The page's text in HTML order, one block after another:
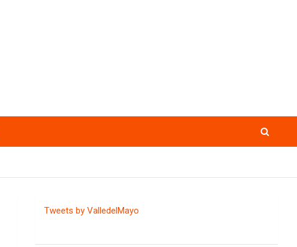
Tweets by ValledelMayo